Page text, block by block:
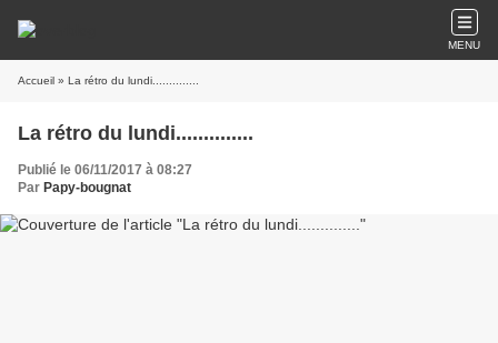
MENU
Accueil » La rétro du lundi..............
La rétro du lundi..............
Publié le 06/11/2017 à 08:27
Par Papy-bougnat